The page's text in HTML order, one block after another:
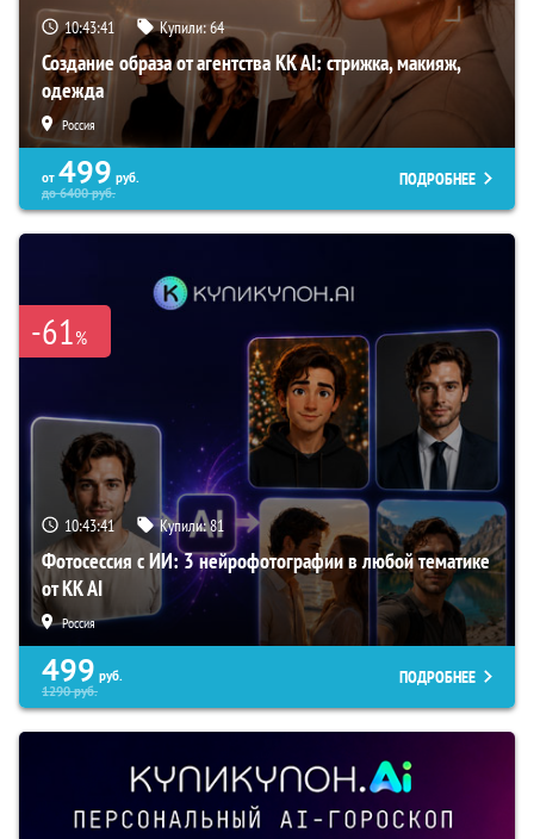
10:43:40 Купили:64
Создание образа от агентства KK AI: стрижка, макияж,
одежда
Россия
от 499 руб.
до6400руб.
ПОДРОБНЕЕ
-61%
10:43:40 Купили:81
Фотосессия с ИИ: 3 нейрофотографии в любой тематике
от KK AI
Россия
499 руб.
1290руб.
ПОДРОБНЕЕ